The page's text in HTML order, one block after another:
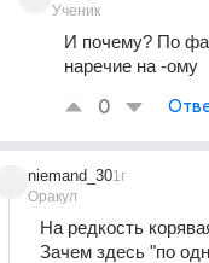
Ученик
И почему? По
наречие на -ому
0
niemand_30
Оракул
1г
На редкость
Зачем здесь "по